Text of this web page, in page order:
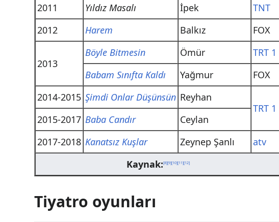
2011
Yıldız Masalı İpek
TNT
2012
Harem Balkız FOX
2013
Böyle Bitmesin Ömür
TRT 1
Babam Sınıfta Kaldı
Yağmur
FOX
2014-2015 Şimdi Onlar Düşünsün Reyhan
TRT 1
2015-2017 Baba Candır
Ceylan
2017-2018 Kanatsız Kuşlar Zeynep Şanlı
atv
Kaynak:[8][9][10][11][12]
Tiyatro oyunları